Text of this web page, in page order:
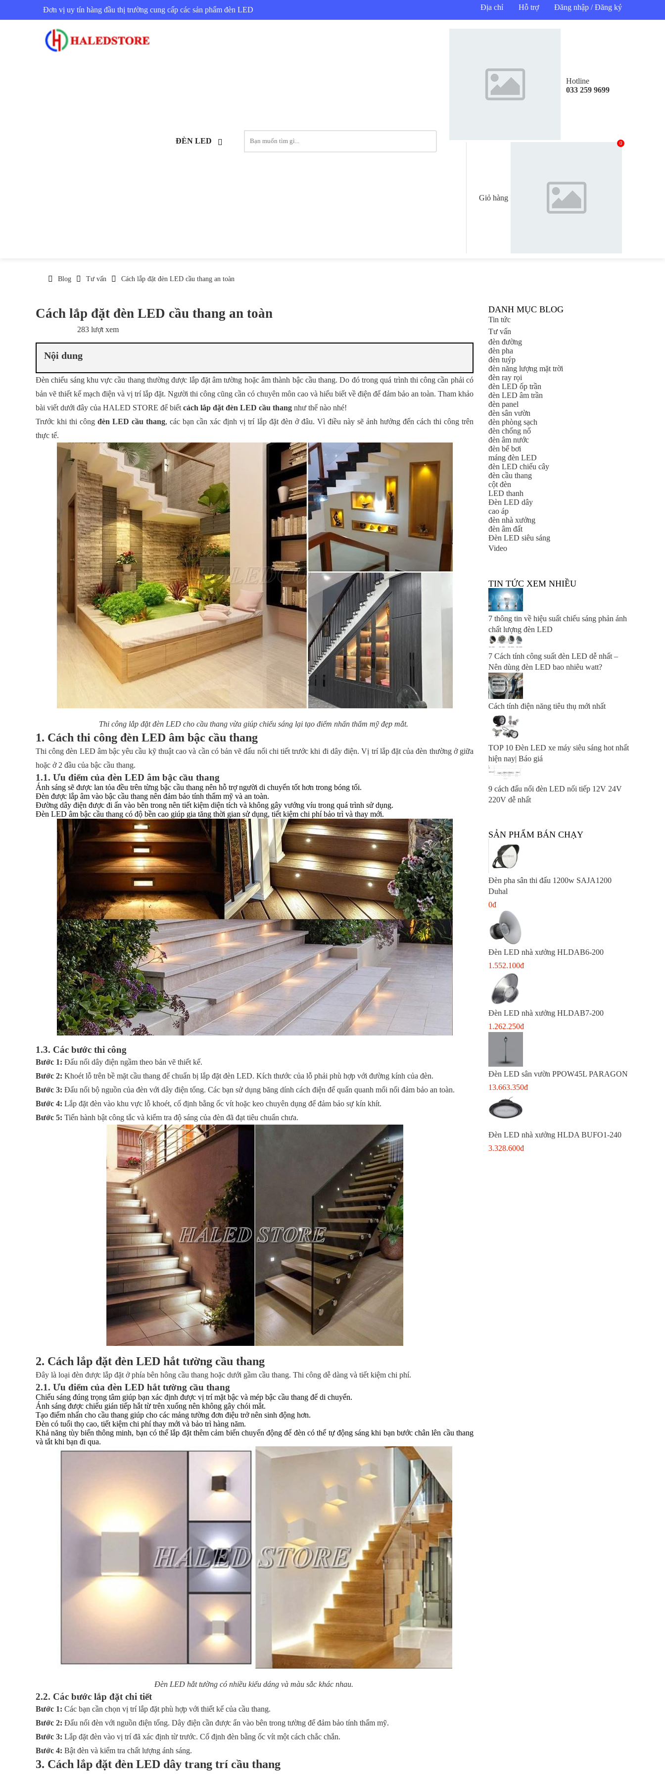
Đơn vị uy tín hàng đầu thị trường cung cấp các sản phẩm đèn LED Địa chỉ Hỗ trợ Đăng nhập / Đăng ký
ĐÈN LED
Hotline
033 259 9699
Giỏ hàng
0
Blog Tư vấn Cách lắp đặt đèn LED cầu thang an toàn
Cách lắp đặt đèn LED cầu thang an toàn
283 lượt xem
Nội dung
Đèn chiếu sáng khu vực cầu thang thường được lắp đặt âm tường hoặc âm thành bậc cầu thang. Do đó trong quá trình thi công cần phải có
bản vẽ thiết kế mạch điện và vị trí lắp đặt. Người thi công cũng cần có chuyên môn cao và hiểu biết về điện để đảm bảo an toàn. Tham khảo
bài viết dưới đây của HALED STORE để biết cách lắp đặt đèn LED cầu thang như thế nào nhé!
Trước khi thi côngđèn LED cầu thang, các bạn cần xác định vị trí lắp đặt đèn ở đâu. Vì điều này sẽ ảnh hưởng đến cách thi công trên
thực tế.
Thi công lắp đặt đèn LED cho cầu thang vừa giúp chiếu sáng lại tạo điểm nhấn thẩm mỹ đẹp mắt.
1. Cách thi công đèn LED âm bậc cầu thang
Thi công đèn LED âm bậc yêu cầu kỹ thuật cao và cần có bản vẽ đấu nối chi tiết trước khi đi dây điện. Vị trí lắp đặt của đèn thường ở giữa
hoặc ở 2 đầu của bậc cầu thang.
1.1. Ưu điểm của đèn LED âm bậc cầu thang
Ánh sáng sẽ được lan tỏa đều trên từng bậc cầu thang nên hỗ trợ người di chuyển tốt hơn trong bóng tối.
Đèn được lắp âm vào bậc cầu thang nên đảm bảo tính thẩm mỹ và an toàn.
Đường dây điện được đi ẩn vào bên trong nên tiết kiệm diện tích và không gây vướng víu trong quá trình sử dụng.
Đèn LED âm bậc cầu thang có độ bền cao giúp gia tăng thời gian sử dụng, tiết kiệm chi phí bảo trì và thay mới.
1.3. Các bước thi công
Bước 1: Đấu nối dây điện ngầm theo bản vẽ thiết kế.
Bước 2: Khoét lỗ trên bề mặt cầu thang để chuẩn bị lắp đặt đèn LED. Kích thước của lỗ phải phù hợp với đường kính của đèn.
Bước 3: Đấu nối bộ nguồn của đèn với dây điện tổng. Các bạn sử dụng băng dính cách điện để quấn quanh mối nối đảm bảo an toàn.
Bước 4: Lắp đặt đèn vào khu vực lỗ khoét, cố định bằng ốc vít hoặc keo chuyên dụng để đảm bảo sự kín khít.
Bước 5: Tiến hành bật công tắc và kiểm tra độ sáng của đèn đã đạt tiêu chuẩn chưa.
2. Cách lắp đặt đèn LED hắt tường cầu thang
Đây là loại đèn được lắp đặt ở phía bên hông cầu thang hoặc dưới gầm cầu thang. Thi công dễ dàng và tiết kiệm chi phí.
2.1. Ưu điểm của đèn LED hắt tường cầu thang
Chiếu sáng đúng trọng tâm giúp bạn xác định được vị trí mặt bậc và mép bậc cầu thang để di chuyển.
Ánh sáng được chiếu gián tiếp hắt từ trên xuống nên không gây chói mắt.
Tạo điểm nhấn cho cầu thang giúp cho các mảng tường đơn điệu trở nên sinh động hơn.
Đèn có tuổi thọ cao, tiết kiệm chi phí thay mới và bảo trì hàng năm.
Khả năng tùy biến thông minh, bạn có thể lắp đặt thêm cảm biến chuyển động để đèn có thể tự động sáng khi bạn bước chân lên cầu thang
và tắt khi bạn đi qua.
Đèn LED hắt tường có nhiều kiểu dáng và màu sắc khác nhau.
2.2. Các bước lắp đặt chi tiết
Bước 1: Các bạn cần chọn vị trí lắp đặt phù hợp với thiết kế của cầu thang.
Bước 2: Đấu nối đèn với nguồn điện tổng. Dây điện cần được ẩn vào bên trong tường để đảm bảo tính thẩm mỹ.
Bước 3: Lắp đặt đèn vào vị trí đã xác định từ trước. Cố định đèn bằng ốc vít một cách chắc chắn.
Bước 4: Bật đèn và kiểm tra chất lượng ánh sáng.
3. Cách lắp đặt đèn LED dây trang trí cầu thang
DANH MỤC BLOG
Tin tức
Tư vấn
đèn đường
đèn pha
đèn tuýp
đèn năng lượng mặt trời
đèn ray rọi
đèn LED ốp trần
đèn LED âm trần
đèn panel
đèn sân vườn
đèn phòng sạch
đèn chống nổ
đèn âm nước
đèn bể bơi
máng đèn LED
đèn LED chiếu cây
đèn cầu thang
cột đèn
LED thanh
Đèn LED dây
cao áp
đèn nhà xưởng
đèn âm đất
Đèn LED siêu sáng
Video
TIN TỨC XEM NHIỀU
7 thông tin về hiệu suất chiếu sáng phản ánh
chất lượng đèn LED
7 Cách tính công suất đèn LED dễ nhất –
Nên dùng đèn LED bao nhiêu watt?
Cách tính điện năng tiêu thụ mới nhất
TOP 10 Đèn LED xe máy siêu sáng hot nhất
hiện nay| Báo giá
9 cách đấu nối đèn LED nối tiếp 12V 24V
220V dễ nhất
SẢN PHẨM BÁN CHẠY
Đèn pha sân thi đấu 1200w SAJA1200
Duhal
0đ
Đèn LED nhà xưởng HLDAB6-200
1.552.100đ
Đèn LED nhà xưởng HLDAB7-200
1.262.250đ
Đèn LED sân vườn PPOW45L PARAGON
13.663.350đ
Đèn LED nhà xưởng HLDA BUFO1-240
3.328.600đ